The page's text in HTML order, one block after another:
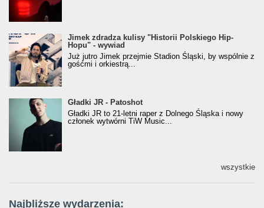
Jimek zdradza kulisy "Historii Polskiego Hip-
Hopu" - wywiad
Jimek zdradza kulisy "Historii Polskiego Hip-
Hopu" - wywiad
Już jutro Jimek przejmie Stadion Śląski, by wspólnie z
gośćmi i orkiestrą...
Gładki JR - Patoshot
Gładki JR - Patoshot
Gładki JR to 21-letni raper z Dolnego Śląska i nowy
członek wytwórni TiW Music...
wszystkie
Najbliższe wydarzenia: